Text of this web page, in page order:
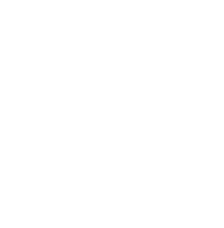
وركزت
التي
وكتب
ارتفاع